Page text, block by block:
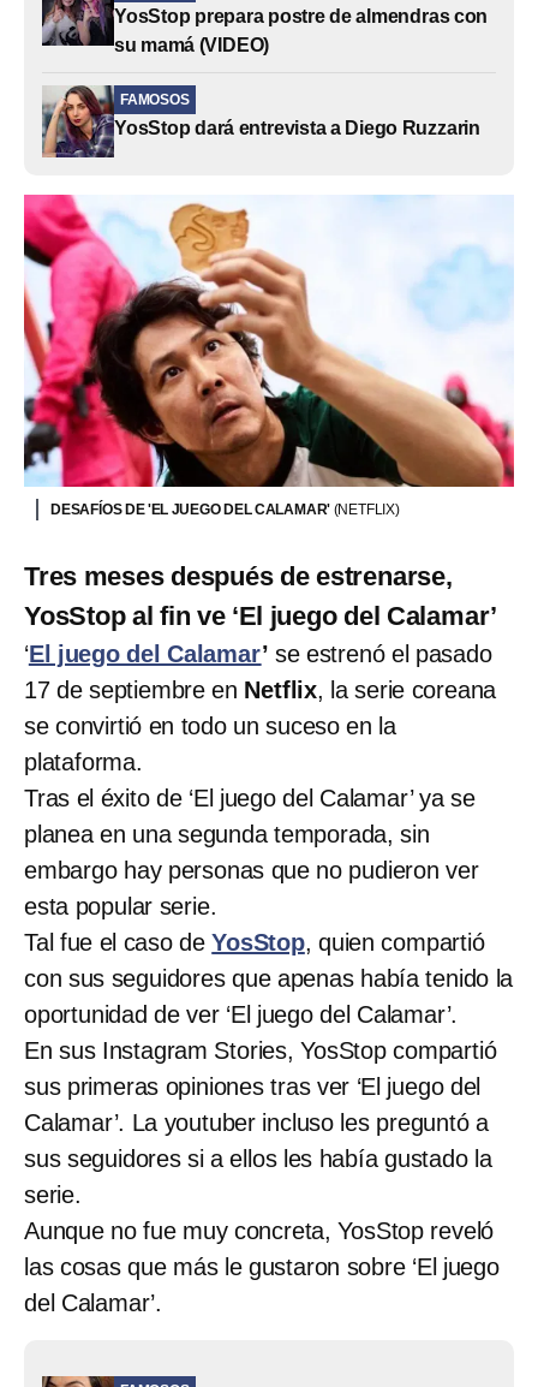
YosStop prepara postre de almendras con
su mamá (VIDEO)
FAMOSOS
YosStop dará entrevista a Diego Ruzzarin
DESAFÍOS DE 'EL JUEGO DEL CALAMAR' (NETFLIX)
Tres meses después de estrenarse,
YosStop al fin ve ‘El juego del Calamar’
‘El juego del Calamar’ se estrenó el pasado
17 de septiembre en Netflix, la serie coreana
se convirtió en todo un suceso en la
plataforma.
Tras el éxito de ‘El juego del Calamar’ ya se
planea en una segunda temporada, sin
embargo hay personas que no pudieron ver
esta popular serie.
Tal fue el caso de YosStop, quien compartió
con sus seguidores que apenas había tenido la
oportunidad de ver ‘El juego del Calamar’.
En sus Instagram Stories, YosStop compartió
sus primeras opiniones tras ver ‘El juego del
Calamar’. La youtuber incluso les preguntó a
sus seguidores si a ellos les había gustado la
serie.
Aunque no fue muy concreta, YosStop reveló
las cosas que más le gustaron sobre ‘El juego
del Calamar’.